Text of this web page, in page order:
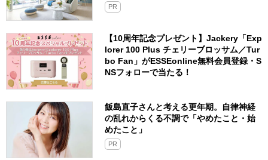
PR
【10周年記念プレゼント】Jackery「Exp
lorer 100 Plus チェリーブロッサム／Tur
bo Fan」がESSEonline無料会員登録・S
NSフォローで当たる！
飯島直子さんと考える更年期。自律神経
の乱れからくる不調で「やめたこと・始
めたこと」
PR